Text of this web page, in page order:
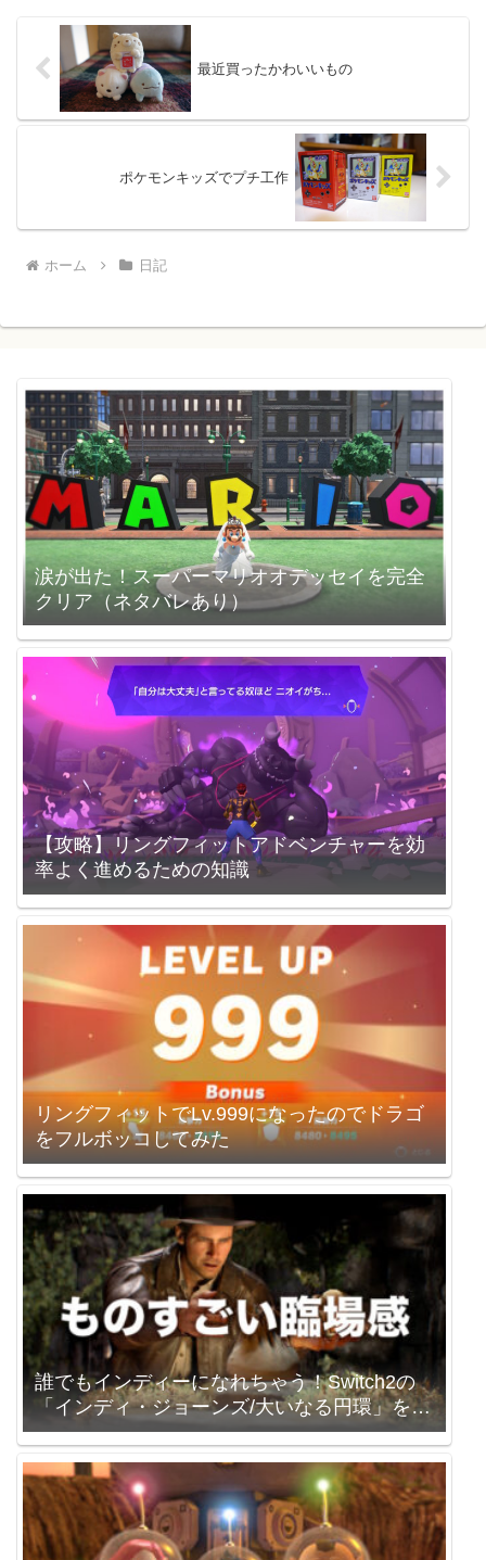
最近買ったかわいいもの
ポケモンキッズでプチ工作
ホーム 日記
涙が出た！スーパーマリオオデッセイを完全
クリア（ネタバレあり）
【攻略】リングフィットアドベンチャーを効
率よく進めるための知識
リングフィットでLv.999になったのでドラゴ
をフルボッコしてみた
誰でもインディーになれちゃう！Switch2の
「インディ・ジョーンズ/大いなる円環」を買
いました。